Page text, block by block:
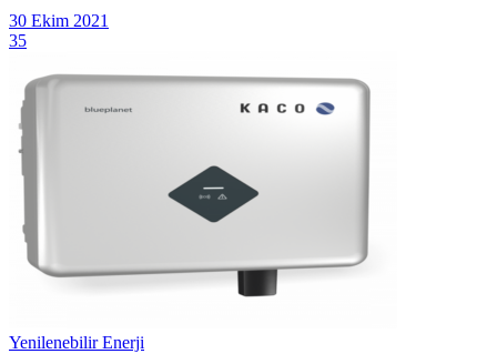
30 Ekim 2021
35
Yenilenebilir Enerji